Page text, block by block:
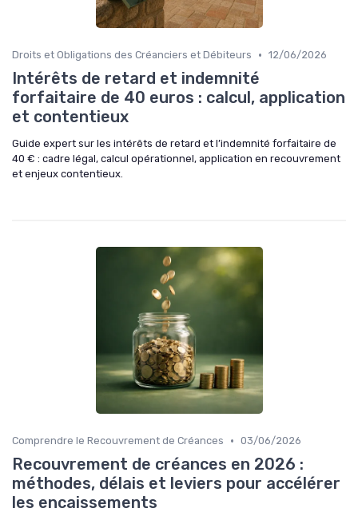
Droits et Obligations des Créanciers et Débiteurs • 12/06/2026
Intérêts de retard et indemnité
forfaitaire de 40 euros : calcul, application
et contentieux
Guide expert sur les intérêts de retard et l’indemnité forfaitaire de
40 € : cadre légal, calcul opérationnel, application en recouvrement
et enjeux contentieux.
Comprendre le Recouvrement de Créances • 03/06/2026
Recouvrement de créances en 2026 :
méthodes, délais et leviers pour accélérer
les encaissements